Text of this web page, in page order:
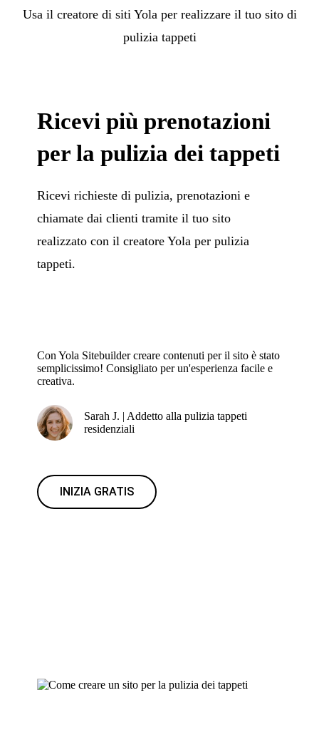
Usa il creatore di siti Yola per realizzare il tuo sito di
pulizia tappeti
Ricevi più prenotazioni
per la pulizia dei tappeti
Ricevi richieste di pulizia, prenotazioni e
chiamate dai clienti tramite il tuo sito
realizzato con il creatore Yola per pulizia
tappeti.
Con Yola Sitebuilder creare contenuti per il sito è stato
semplicissimo! Consigliato per un'esperienza facile e
creativa.
Sarah J. | Addetto alla pulizia tappeti
residenziali
INIZIA GRATIS